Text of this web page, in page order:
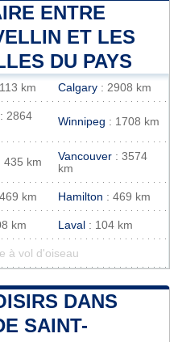
ENTRE
ET LES
DU PAYS
km Calgary : 2908 km
: 2864
Winnipeg : 1708 km
435 km Vancouver : 3574
km
km Hamilton : 469 km
km Laval : 104 km
à vol d'oiseau
DANS
SAINT-